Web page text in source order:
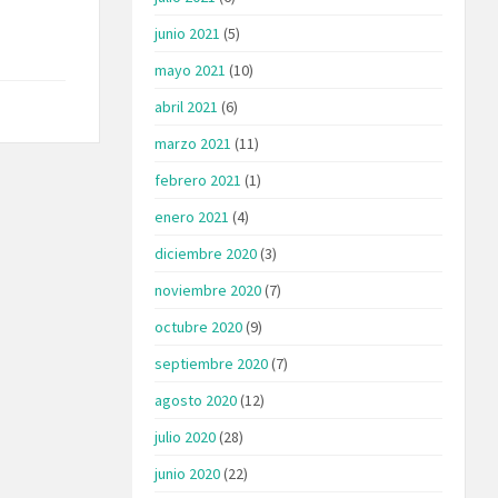
junio 2021 (5)
mayo 2021 (10)
abril 2021 (6)
marzo 2021 (11)
febrero 2021 (1)
enero 2021 (4)
diciembre 2020(3)
noviembre 2020(7)
octubre 2020(9)
septiembre 2020(7)
agosto 2020(12)
julio 2020(28)
junio 2020(22)